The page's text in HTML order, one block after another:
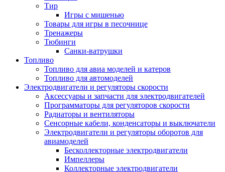
Тир
Игры с мишенью
Товары для игры в песочнице
Тренажеры
Тюбинги
Санки-ватрушки
Топливо
Топливо для авиа моделей и катеров
Топливо для автомоделей
Электродвигатели и регуляторы скорости
Аксессуары и запчасти для электродвигателей
Программаторы для регуляторов скорости
Радиаторы и вентиляторы
Сенсорные кабели, конденсаторы и выключатели
Электродвигатели и регуляторы оборотов для
авиамоделей
Бесколлекторные электродвигатели
Импеллеры
Коллекторные электродвигатели